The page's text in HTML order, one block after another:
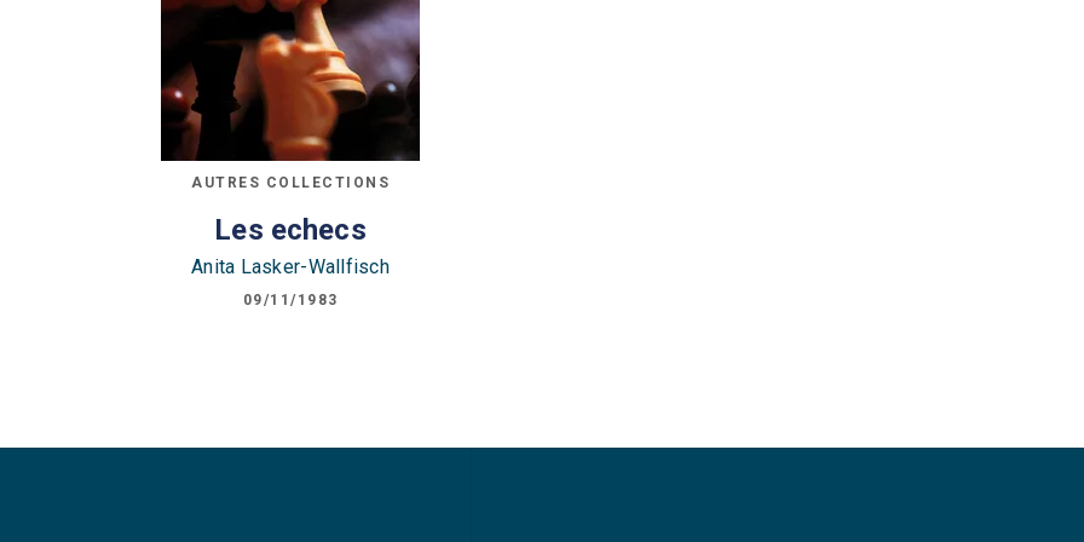
AUTRES COLLECTIONS
Les echecs
Anita Lasker-Wallfisch
09/11/1983